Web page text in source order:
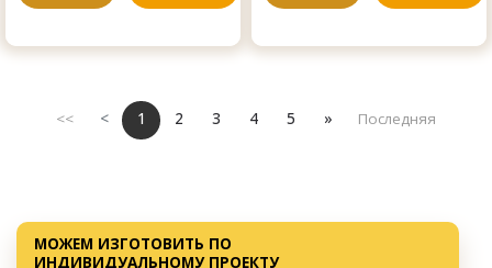
<< < 1 2 3 4 5 » Последняя
МОЖЕМ ИЗГОТОВИТЬ ПО
ИНДИВИДУАЛЬНОМУ ПРОЕКТУ